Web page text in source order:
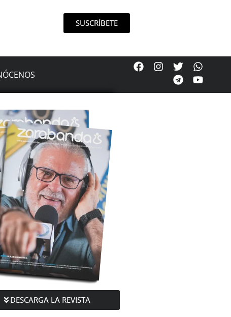
SUSCRÍBETE
DESCARGA LA REVISTA